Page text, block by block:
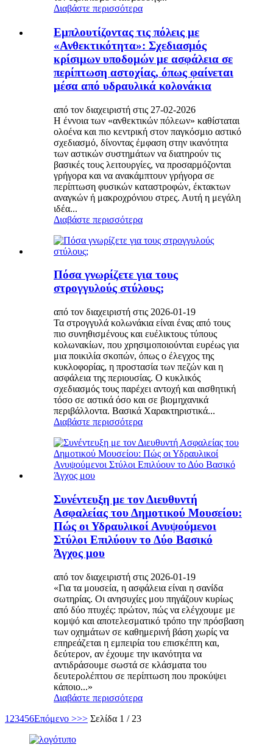
Διαβάστε περισσότερα
Εμπλουτίζοντας τις πόλεις με
«Ανθεκτικότητα»: Σχεδιασμός
κρίσιμων υποδομών με ασφάλεια σε
περίπτωση αστοχίας, όπως φαίνεται
μέσα από υδραυλικά κολονάκια
από τον διαχειριστή στις 27-02-2026
Η έννοια των «ανθεκτικών πόλεων» καθίσταται
ολοένα και πιο κεντρική στον παγκόσμιο αστικό
σχεδιασμό, δίνοντας έμφαση στην ικανότητα
των αστικών συστημάτων να διατηρούν τις
βασικές τους λειτουργίες, να προσαρμόζονται
γρήγορα και να ανακάμπτουν γρήγορα σε
περίπτωση φυσικών καταστροφών, έκτακτων
αναγκών ή μακροχρόνιου στρες. Αυτή η μεγάλη
ιδέα...
Διαβάστε περισσότερα
Πόσα γνωρίζετε για τους
στρογγυλούς στύλους;
από τον διαχειριστή στις 2026-01-19
Τα στρογγυλά κολωνάκια είναι ένας από τους
πιο συνηθισμένους και ευέλικτους τύπους
κολωνακίων, που χρησιμοποιούνται ευρέως για
μια ποικιλία σκοπών, όπως ο έλεγχος της
κυκλοφορίας, η προστασία των πεζών και η
ασφάλεια της περιουσίας. Ο κυκλικός
σχεδιασμός τους παρέχει αντοχή και αισθητική
τόσο σε αστικά όσο και σε βιομηχανικά
περιβάλλοντα. Βασικά Χαρακτηριστικά...
Διαβάστε περισσότερα
Συνέντευξη με τον Διευθυντή
Ασφαλείας του Δημοτικού Μουσείου:
Πώς οι Υδραυλικοί Ανυψούμενοι
Στύλοι Επιλύουν το Δύο Βασικό
Άγχος μου
από τον διαχειριστή στις 2026-01-19
«Για τα μουσεία, η ασφάλεια είναι η σανίδα
σωτηρίας. Οι ανησυχίες μου πηγάζουν κυρίως
από δύο πτυχές: πρώτον, πώς να ελέγχουμε με
κομψό και αποτελεσματικό τρόπο την πρόσβαση
των οχημάτων σε καθημερινή βάση χωρίς να
επηρεάζεται η εμπειρία του επισκέπτη και,
δεύτερον, αν έχουμε την ικανότητα να
αντιδράσουμε σωστά σε κλάσματα του
δευτερολέπτου σε περίπτωση που προκύψει
κάποιο...»
Διαβάστε περισσότερα
1 23456Επόμενο >>> Σελίδα 1 / 23